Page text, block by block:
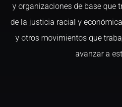
y organizaciones de base que
de la justicia racial y
y otros movimientos que
avanzar a